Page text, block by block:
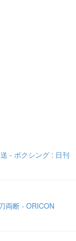
- ボクシング : 日刊
両断 - ORICON